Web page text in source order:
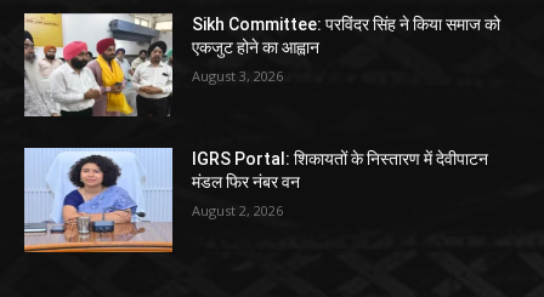
Sikh Committee: परविंदर सिंह ने किया समाज को
एकजुट होने का आह्वान
August 3, 2026
IGRS Portal: शिकायतों के निस्तारण में देवीपाटन
मंडल फिर नंबर वन
August 2, 2026